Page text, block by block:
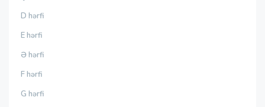
D hərfi
E hərfi
Ə hərfi
F hərfi
G hərfi